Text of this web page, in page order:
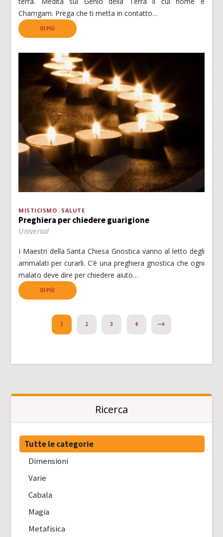
Chamgam. Prega che ti metta in contatto…
DI PIÙ
MISTICISMO SALUTE
Preghiera per chiedere guarigione
Universal
I Maestri della Santa Chiesa Gnostica vanno al letto degli
ammalati per curarli. C’è una preghiera gnostica che ogni
malato deve dire per chiedere aiuto…
DI PIÙ
1 2 3 4
Ricerca
Tutte le categorie
Dimensioni
Varie
Cabala
Magia
Metafisica